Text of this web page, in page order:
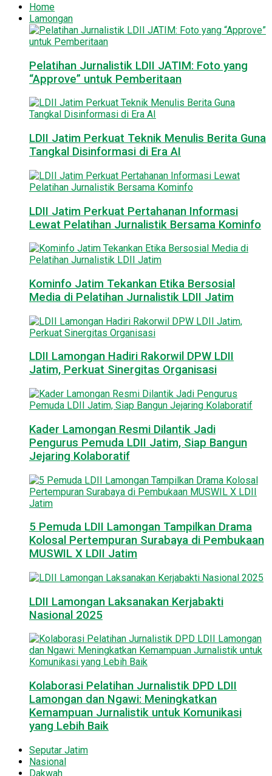
Home
Lamongan
Pelatihan Jurnalistik LDII JATIM: Foto yang
“Approve” untuk Pemberitaan
LDII Jatim Perkuat Teknik Menulis Berita Guna
Tangkal Disinformasi di Era AI
LDII Jatim Perkuat Pertahanan Informasi
Lewat Pelatihan Jurnalistik Bersama Kominfo
Kominfo Jatim Tekankan Etika Bersosial
Media di Pelatihan Jurnalistik LDII Jatim
LDII Lamongan Hadiri Rakorwil DPW LDII
Jatim, Perkuat Sinergitas Organisasi
Kader Lamongan Resmi Dilantik Jadi
Pengurus Pemuda LDII Jatim, Siap Bangun
Jejaring Kolaboratif
5 Pemuda LDII Lamongan Tampilkan Drama
Kolosal Pertempuran Surabaya di Pembukaan
MUSWIL X LDII Jatim
LDII Lamongan Laksanakan Kerjabakti
Nasional 2025
Kolaborasi Pelatihan Jurnalistik DPD LDII
Lamongan dan Ngawi: Meningkatkan
Kemampuan Jurnalistik untuk Komunikasi
yang Lebih Baik
Seputar Jatim
Nasional
Dakwah